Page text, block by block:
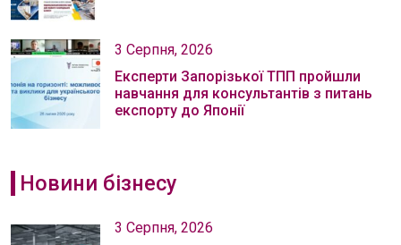
3 Серпня, 2026
Експерти Запорізької ТПП пройшли
навчання для консультантів з питань
експорту до Японії
Новини бізнесу
3 Серпня, 2026